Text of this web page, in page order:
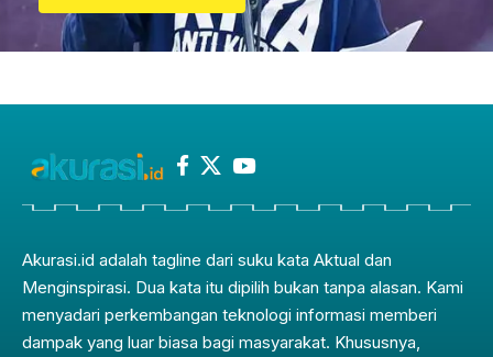
Akurasi.id adalah tagline dari suku kata Aktual dan
Menginspirasi. Dua kata itu dipilih bukan tanpa alasan. Kami
menyadari perkembangan teknologi informasi memberi
dampak yang luar biasa bagi masyarakat. Khususnya,